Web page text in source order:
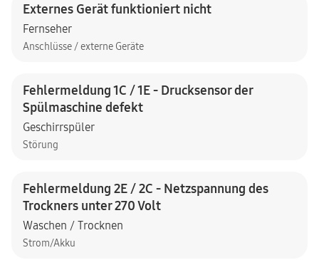
Externes Gerät funktioniert nicht
Fernseher
Anschlüsse / externe Geräte
Fehlermeldung 1C / 1E - Drucksensor der
Spülmaschine defekt
Geschirrspüler
Störung
Fehlermeldung 2E / 2C - Netzspannung des
Trockners unter 270 Volt
Waschen / Trocknen
Strom/Akku